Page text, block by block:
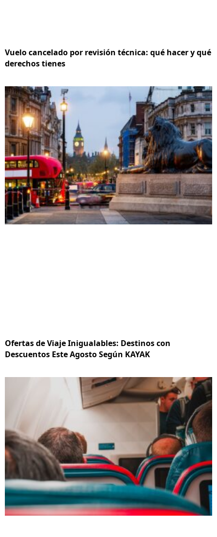
Vuelo cancelado por revisión técnica: qué hacer y qué
derechos tienes
Ofertas de Viaje Inigualables: Destinos con
Descuentos Este Agosto Según KAYAK